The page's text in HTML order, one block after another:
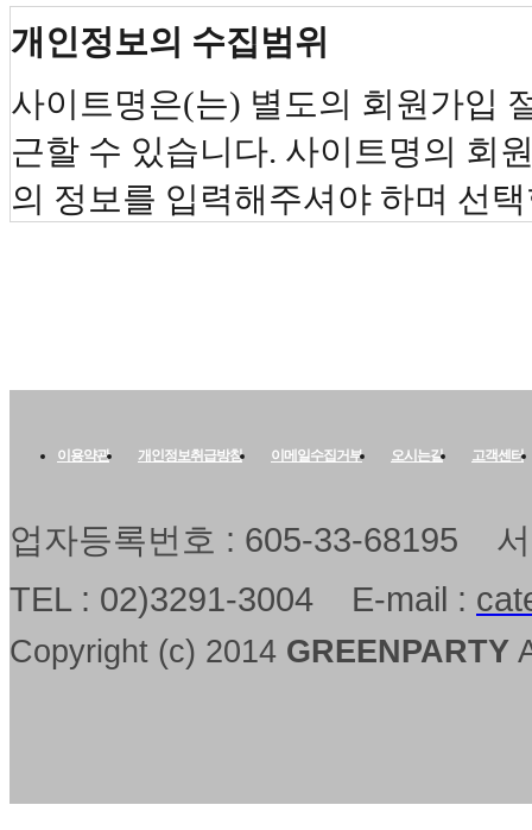
이 약관에서 사용하는 용어의 정
1. “사이트명”(이)라 함은 “콘텐
서 콘텐츠 및 제반서비스를 제공
2. “이용자”라 함은 “사이트명”의
3. “회원”이라 함은 “사이트명”와
니다.
4. “비회원”이라 함은 “회원”이
를 이용하는 자를 말합니다.
이미지 또는 영상 등으로 표현된
개인정보의 수집범위
사이트명은(는) 별도의 회원가입
근할 수 있습니다. 사이트명의 회
의 정보를 입력해주셔야 하며 선
개인정보의 수집목적 및 이용목적
① 사이트명은(는) 회원님께 최대
공하기 위하여 다음과 같은 목적
이용약관 개인정보취급방침 이메일수집거부 오시는길 고객센터
업자등록번호 : 605-33-68195
TEL : 02)3291-3004 E-mail :
Copyright (c) 2014 GREENPARTY